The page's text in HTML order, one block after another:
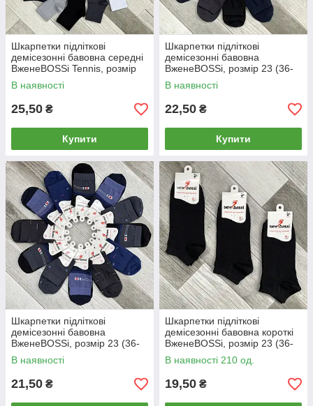
Шкарпетки підліткові
демісезонні бавовна середні
ВженеBOSSі Tennis, розмір
23 (36-38), асорті, 012880
В наявності
25,50 ₴
Купити
Шкарпетки підліткові
демісезонні бавовна
ВженеBOSSі, розмір 23 (36-
38), асорті, 012850
В наявності
22,50 ₴
Купити
Шкарпетки підліткові
демісезонні бавовна
ВженеBOSSі, розмір 23 (36-
38), асорті, 012860
В наявності
21,50 ₴
Шкарпетки підліткові
демісезонні бавовна короткі
ВженеBOSSі, розмір 23 (36-
38), чорні, 012802
В наявності 210 од.
19,50 ₴